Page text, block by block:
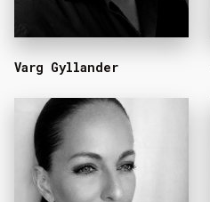
Varg Gyllander